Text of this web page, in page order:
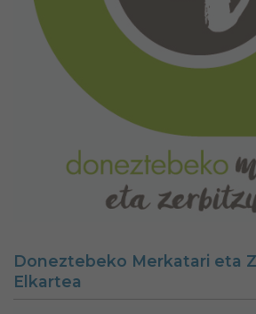
Doneztebeko Merkatari eta
Elkartea